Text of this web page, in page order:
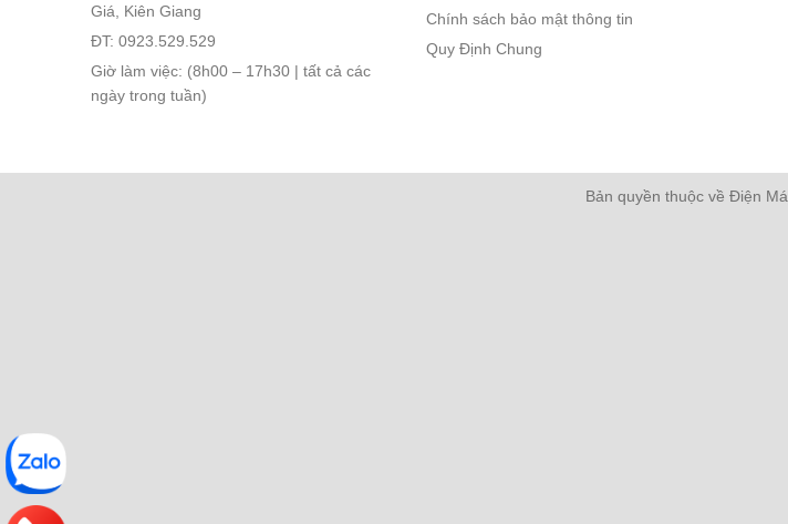
Giá, Kiên Giang
ĐT: 0923.529.529
Giờ làm việc: (8h00 – 17h30 | tất cả các
ngày trong tuần)
Chính sách bảo mật thông tin
Quy Định Chung
Bản quyền thuộc về Điện